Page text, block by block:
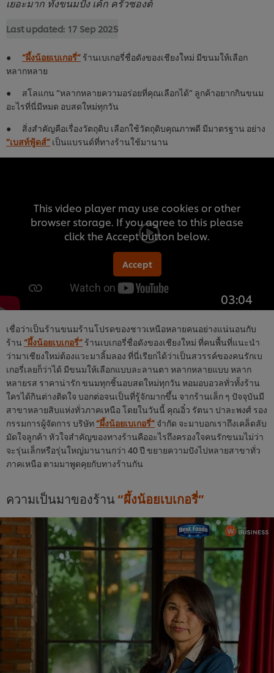
Last updated: 17 Sep 2025
● “ผึ้งน้อยเบเกอรี่” ร้านเบเกอรี่ชื่อดังของเชียงใหม่ มีขนมให้เลือก
หลากหลาย
● สโลแกน “หลากหลายความอร่อยที่คุณเลือกได้” ลูกค้าอยากกินขนม
อะไรที่นี่มีหมด อบสดใหม่ทุกวัน
● สิ่งสำคัญคือเรื่องวัตถุดิบ เลือกใช้วัตถุดิบคุณภาพดี มีมาตรฐาน อย่าง
“เบสท์ฟู้ดส์” เป็นแบรนด์ที่ทางร้านใช้มานาน
This video player may use cookies or other
browser storage. If you agree to this please
click the Accept button below.
Accept
03:04
เชื่อว่าเป็นร้านขนมร้านโปรดของชาวเหนือหลายคนอย่างแน่นอนกับ
ร้าน “ผึ้งน้อยเบเกอรี่” ร้านเบเกอรี่ชื่อดังของเชียงใหม่ ที่คนพื้นที่แนะนำ
ว่ามาเชียงใหม่ต้องแวะมาลิ้มลอง ที่นี่เรียกได้ว่าเป็นสวรรค์ของคนรักเบ
เกอรี่เลยก็ว่าได้ มีขนมให้เลือกแบบละลานตา หลากหลายแบบ หลาก
หลายรส ราคาน่ารัก ขนมทุกชิ้นอบสดใหม่ทุกวัน หอมอบอวลทั่วทั้งร้าน
ใครได้กินต่างติดใจ บอกต่อจนเป็นที่รู้จักมากขึ้น จากร้านเล็ก ๆ ปัจจุบันมี
สาขาหลายสิบแห่งทั่วภาคเหนือ โดยในวันนี้ คุณอิ๋ว รัตนา ปาละพงศ์ รอง
กรรมการผู้จัดการ บริษัท“ผึ้งน้อยเบเกอรี่” จำกัด จะมาบอกเราถึงเคล็ดลับ
มัดใจลูกค้า หัวใจสำคัญของทางร้านคืออะไรถึงครองใจคนรักขนมไม่ว่า
จะรุ่นเล็กหรือรุ่นใหญ่มานานกว่า 40 ปี ขยายความปังไปหลายสาขาทั่ว
ภาคเหนือ ตามมาพูดคุยกับทางร้านกัน
ความเป็นมาของร้าน “ผึ้งน้อยเบเกอรี่”